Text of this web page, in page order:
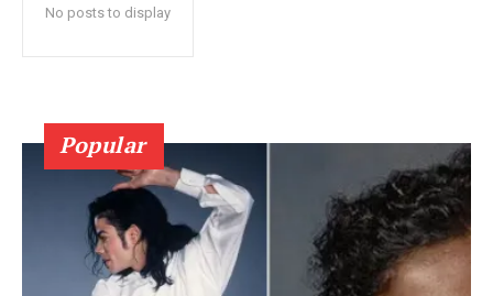
No posts to display
Popular